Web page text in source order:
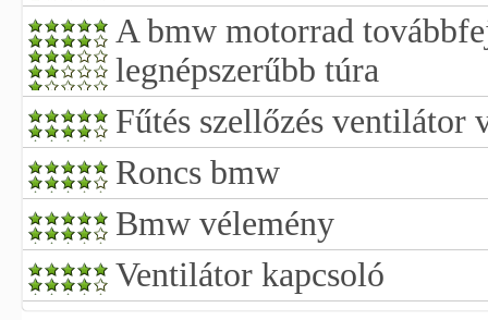
A bmw motorrad
legnépszerűbb túra
Fűtés szellőzés ventilátor
Roncs bmw
Bmw vélemény
Ventilátor kapcsoló